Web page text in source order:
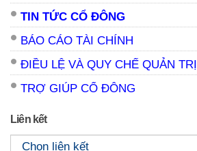
TIN TỨC CỔ ĐÔNG
BÁO CÁO TÀI CHÍNH
ĐIỀU LỆ VÀ QUY CHẾ QUẢN TRỊ
TRỢ GIÚP CỔ ĐÔNG
Liên kết